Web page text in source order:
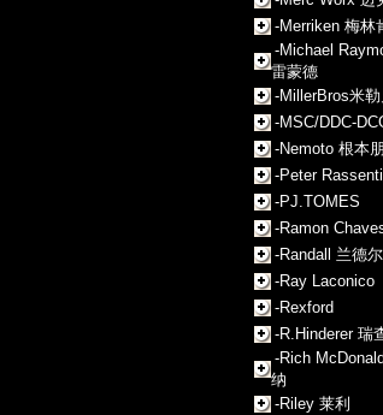
-Merriken 梅林
-Michael
雷蒙德
-MillerBros米
-MSC/DDC-
-Nemoto 根本
-Peter Rassenti
-PJ.TOMES
-Ramon
-Randall 兰德尔
-Ray Laconico
-Rexford
-R.Hinderer 瑞
-Rich
纳
-Riley 莱利